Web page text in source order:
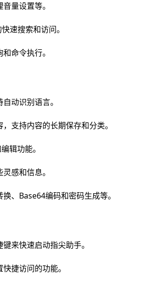
量设置等。
速搜索和访问。
命令执行。
动识别语言。
支持内容的长期保存和分类。
辑功能。
感和信息。
、Base64编码和密码生成等。
来快速启动指尖助手。
捷访问的功能。